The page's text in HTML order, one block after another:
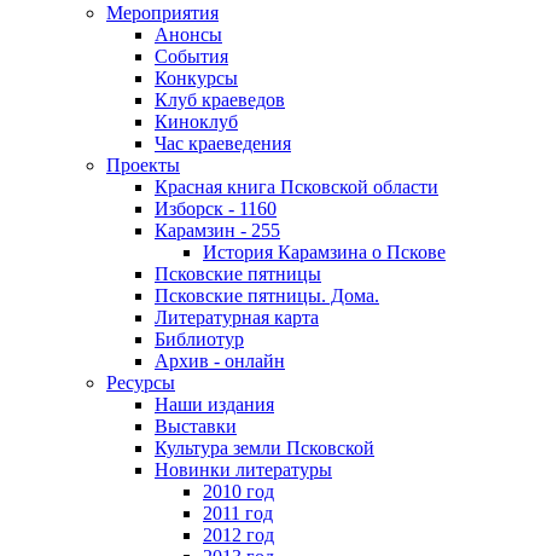
Мероприятия
Анонсы
События
Конкурсы
Клуб краеведов
Киноклуб
Час краеведения
Проекты
Красная книга Псковской области
Изборск - 1160
Карамзин - 255
История Карамзина о Пскове
Псковские пятницы
Псковские пятницы. Дома.
Литературная карта
Библиотур
Архив - онлайн
Ресурсы
Наши издания
Выставки
Культура земли Псковской
Новинки литературы
2010 год
2011 год
2012 год